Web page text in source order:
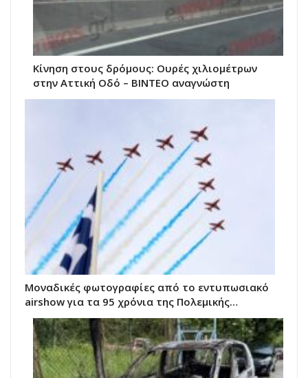
Κίνηση στους δρόμους: Ουρές χιλιομέτρων
στην Αττική Οδό – ΒΙΝΤΕΟ αναγνώστη
Μοναδικές φωτογραφίες από το εντυπωσιακό
airshow για τα 95 χρόνια της Πολεμικής…